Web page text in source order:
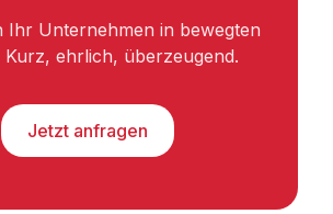
Ihr Unternehmen in bewegten
Kurz, ehrlich, überzeugend.
Jetzt anfragen